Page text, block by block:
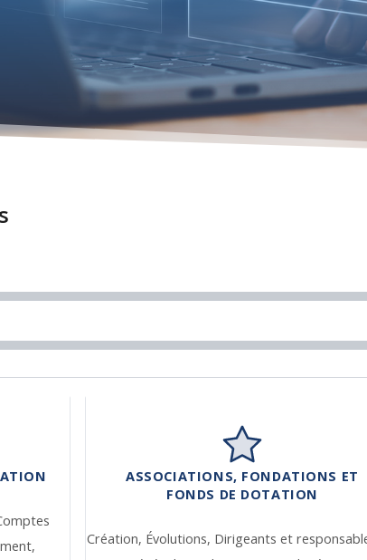
ASSOCIATIONS, FONDATIONS ET
FONDS DE DOTATION
Création, Évolutions, Dirigeants et